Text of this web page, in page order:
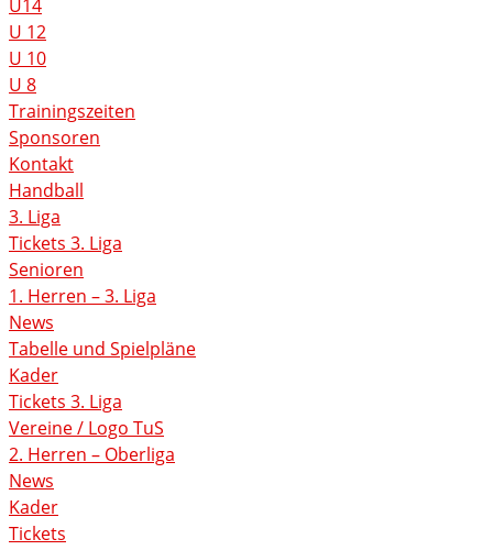
U14
U 12
U 10
U 8
Trainingszeiten
Sponsoren
Kontakt
Handball
3. Liga
Tickets 3. Liga
Senioren
1. Herren – 3. Liga
News
Tabelle und Spielpläne
Kader
Tickets 3. Liga
Vereine / Logo TuS
2. Herren – Oberliga
News
Kader
Tickets